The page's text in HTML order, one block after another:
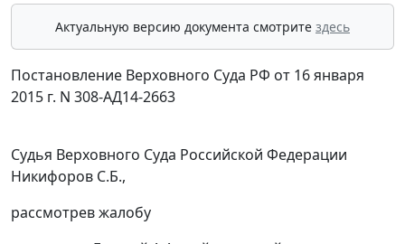
Актуальную версию документа смотрите здесь
Постановление Верховного Суда РФ от 16 января
2015 г. N 308-АД14-2663
Судья Верховного Суда Российской Федерации
Никифоров С.Б.,
рассмотрев жалобу